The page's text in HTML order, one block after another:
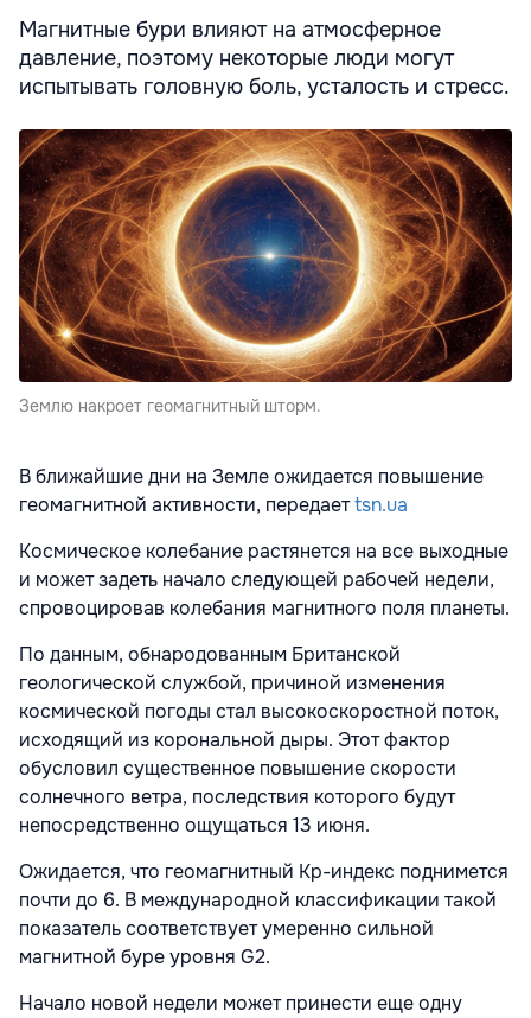
Магнитные бури влияют на атмосферное
давление, поэтому некоторые люди могут
испытывать головную боль, усталость и стресс.
Землю накроет геомагнитный шторм.
В ближайшие дни на Земле ожидается повышение
геомагнитной активности, передаетtsn.ua
Космическое колебание растянется на все выходные
и может задеть начало следующей рабочей недели,
спровоцировав колебания магнитного поля планеты.
По данным, обнародованным Британской
геологической службой, причиной изменения
космической погоды стал высокоскоростной поток,
исходящий из корональной дыры. Этот фактор
обусловил существенное повышение скорости
солнечного ветра, последствия которого будут
непосредственно ощущаться 13 июня.
Ожидается, что геомагнитный Кр-индекс поднимется
почти до 6. В международной классификации такой
показатель соответствует умеренно сильной
магнитной буре уровня G2.
Начало новой недели может принести еще одну